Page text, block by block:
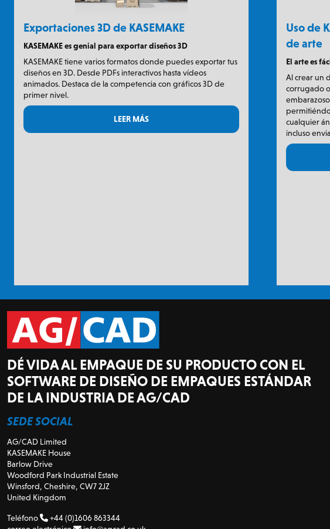
Exportaciones 3D de KASEMAKE
KASEMAKE es genial para exportar diseños 3D
KASEMAKE tiene varios formatos donde puedes exportar tus
diseños en 3D. Desde PDFs interactivos hasta vídeos
animados. Destaca de la competencia con gráficos 3D de
primer nivel.
LEER MÁS
Uso de
de arte
El arte es
Al crear un
corrugado
cualquier
incluso
DÉ VIDA AL EMPAQUE DE SU PRODUCTO CON EL
SOFTWARE DE DISEÑO DE EMPAQUES ESTÁNDAR
DE LA INDUSTRIA DE AG/CAD
SEDE SOCIAL
AG/CAD Limited
KASEMAKE House
Barlow Drive
Woodford Park Industrial Estate
Winsford, Cheshire, CW7 2JZ
United Kingdom
Teléfono
+44 (0)1606 863344